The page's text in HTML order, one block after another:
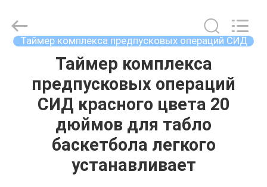
ПРОДУКТЫ
Technology
Таймер комплекса предпусковых операций СИД
Таймер комплекса
предпусковых операций
СИД красного цвета 20
дюймов для табло
баскетбола легкого
устанавливает